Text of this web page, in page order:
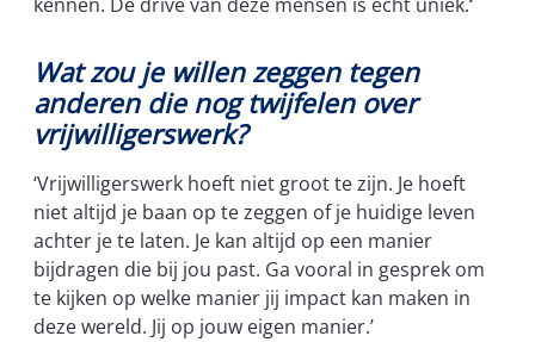
Wat zou je willen zeggen tegen
anderen die nog twijfelen over
vrijwilligerswerk?
‘Vrijwilligerswerk hoeft niet groot te zijn. Je hoeft
niet altijd je baan op te zeggen of je huidige leven
achter je te laten. Je kan altijd op een manier
bijdragen die bij jou past. Ga vooral in gesprek om
te kijken op welke manier jij impact kan maken in
deze wereld. Jij op jouw eigen manier.’